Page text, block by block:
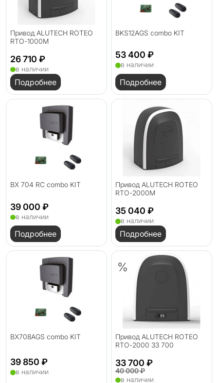
Привод ALUTECH ROTEO
RTО-1000M
26 710 ₽
в наличии
Подробнее
BKS12AGS combo KIT
53 400 ₽
в наличии
Подробнее
BX 704 RC combo KIT
39 000 ₽
в наличии
Подробнее
Привод ALUTECH ROTEO
RTО-2000M
35 040 ₽
в наличии
Подробнее
BX708AGS combo KIT
39 850 ₽
в наличии
%
Привод ALUTECH ROTEO
RTО-2000 33 700
33 700 ₽
40 000 ₽
в наличии